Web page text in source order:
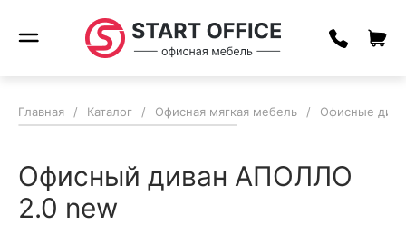
Главная / Каталог / Офисная мягкая мебель / Офисные
Офисный диван АПОЛЛО
2.0 new